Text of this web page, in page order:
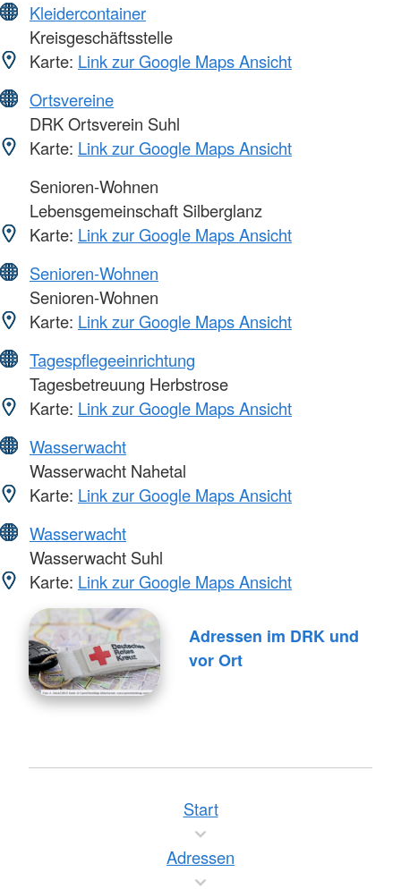
Kleidercontainer
Kreisgeschäftsstelle
Karte: Link zur Google Maps Ansicht
Ortsvereine
DRK Ortsverein Suhl
Karte: Link zur Google Maps Ansicht
Senioren-Wohnen
Lebensgemeinschaft Silberglanz
Karte: Link zur Google Maps Ansicht
Senioren-Wohnen
Senioren-Wohnen
Karte: Link zur Google Maps Ansicht
Tagespflegeeinrichtung
Tagesbetreuung Herbstrose
Karte: Link zur Google Maps Ansicht
Wasserwacht
Wasserwacht Nahetal
Karte: Link zur Google Maps Ansicht
Wasserwacht
Wasserwacht Suhl
Karte: Link zur Google Maps Ansicht
Adressen im DRK und
vor Ort
Start
Adressen